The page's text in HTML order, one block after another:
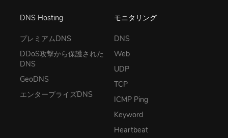
DNS Hosting
プレミアムDNS
DDoS攻撃から保護された
DNS
GeoDNS
エンタープライズDNS
モニタリング
DNS
Web
UDP
TCP
ICMP Ping
Keyword
Heartbeat